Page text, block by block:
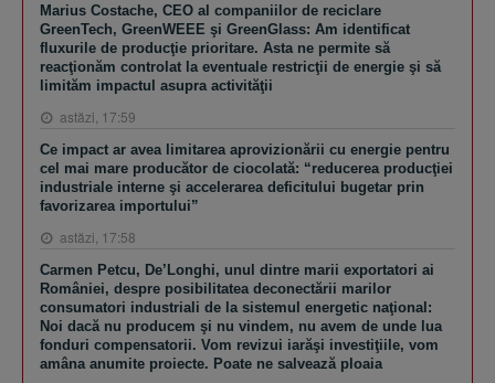
Marius Costache, CEO al companiilor de reciclare
GreenTech, GreenWEEE şi GreenGlass: Am identificat
fluxurile de producţie prioritare. Asta ne permite să
reacţionăm controlat la eventuale restricţii de energie şi să
limităm impactul asupra activităţii
astăzi, 17:59
Ce impact ar avea limitarea aprovizionării cu energie pentru
cel mai mare producător de ciocolată: “reducerea producţiei
industriale interne şi accelerarea deficitului bugetar prin
favorizarea importului”
astăzi, 17:58
Carmen Petcu, De’Longhi, unul dintre marii exportatori ai
României, despre posibilitatea deconectării marilor
consumatori industriali de la sistemul energetic naţional:
Noi dacă nu producem şi nu vindem, nu avem de unde lua
fonduri compensatorii. Vom revizui iarăşi investiţiile, vom
amâna anumite proiecte. Poate ne salvează ploaia